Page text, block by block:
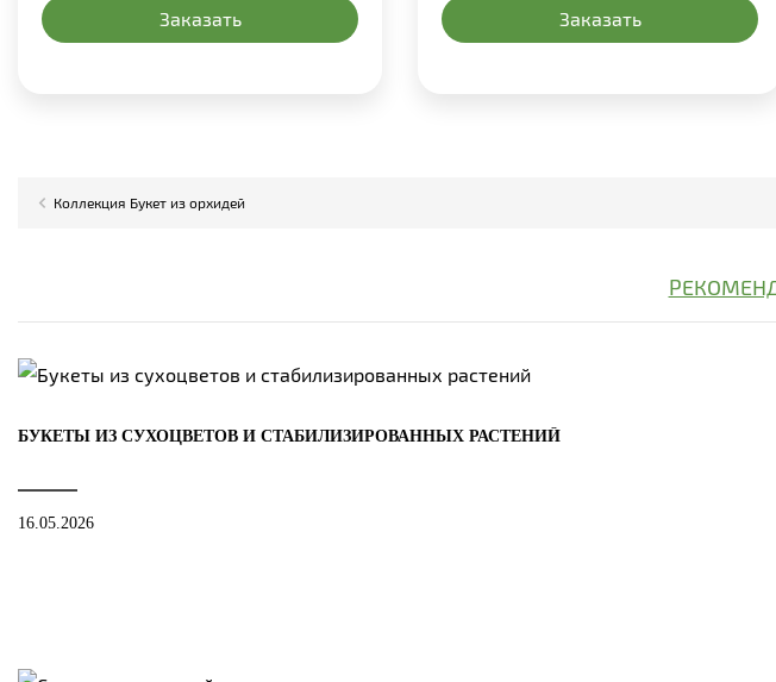
Коллекция Букет из орхидей
Заказать Заказать
БУКЕТЫ ИЗ СУХОЦВЕТОВ И СТАБИЛИЗИРОВАННЫХ РАСТЕНИЙ
16.05.2026